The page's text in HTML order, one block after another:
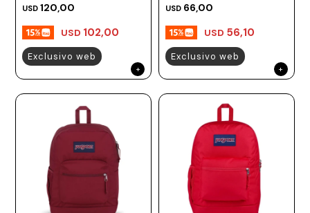
USD 120,00
USD 102,00
Exclusivo web
USD 66,00
USD 56,10
Exclusivo web